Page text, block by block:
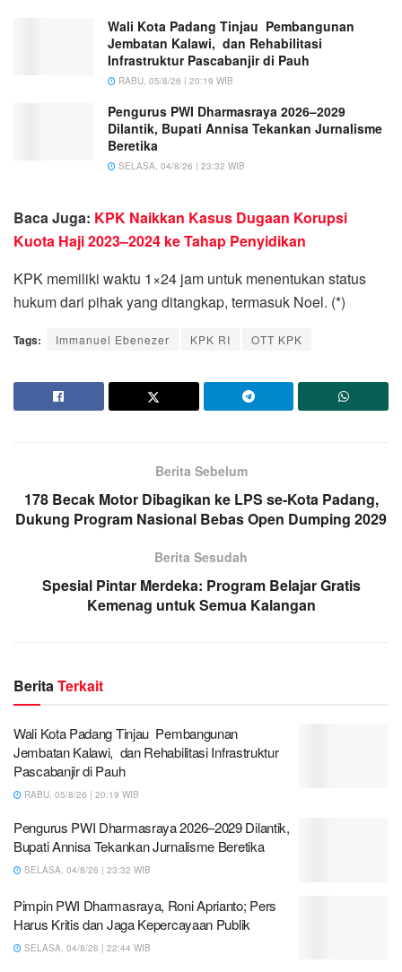
Wali Kota Padang Tinjau Pembangunan
Jembatan Kalawi, dan Rehabilitasi
Infrastruktur Pascabanjir di Pauh
RABU, 05/8/26 | 20:19 WIB
Pengurus PWI Dharmasraya 2026–2029
Dilantik, Bupati Annisa Tekankan Jurnalisme
Beretika
SELASA, 04/8/26 | 23:32 WIB
Baca Juga: KPK Naikkan Kasus Dugaan Korupsi
Kuota Haji 2023–2024 ke Tahap Penyidikan
KPK memiliki waktu 1×24 jam untuk menentukan status
hukum dari pihak yang ditangkap, termasuk Noel. (*)
Tags: Immanuel Ebenezer KPK RI OTT KPK
Berita Sebelum
178 Becak Motor Dibagikan ke LPS se-Kota Padang,
Dukung Program Nasional Bebas Open Dumping 2029
Berita Sesudah
Spesial Pintar Merdeka: Program Belajar Gratis
Kemenag untuk Semua Kalangan
BeritaTerkait
Wali Kota Padang Tinjau Pembangunan
Jembatan Kalawi, dan Rehabilitasi Infrastruktur
Pascabanjir di Pauh
RABU, 05/8/26 | 20:19 WIB
Pengurus PWI Dharmasraya 2026–2029 Dilantik,
Bupati Annisa Tekankan Jurnalisme Beretika
SELASA, 04/8/26 | 23:32 WIB
Pimpin PWI Dharmasraya, Roni Aprianto; Pers
Harus Kritis dan Jaga Kepercayaan Publik
SELASA, 04/8/26 | 22:44 WIB